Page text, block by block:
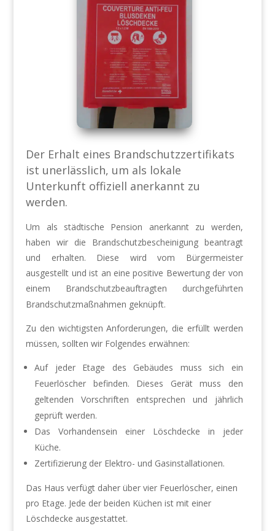
Der Erhalt eines Brandschutzzertifikats
ist unerlässlich, um als lokale
Unterkunft offiziell anerkannt zu
werden.
Um als städtische Pension anerkannt zu werden,
haben wir die Brandschutzbescheinigung beantragt
und erhalten. Diese wird vom Bürgermeister
ausgestellt und ist an eine positive Bewertung der von
einem Brandschutzbeauftragten durchgeführten
Brandschutzmaßnahmen geknüpft.
Zu den wichtigsten Anforderungen, die erfüllt werden
müssen, sollten wir Folgendes erwähnen:
Auf jeder Etage des Gebäudes muss sich ein
Feuerlöscher befinden. Dieses Gerät muss den
geltenden Vorschriften entsprechen und jährlich
geprüft werden.
Das Vorhandensein einer Löschdecke in jeder
Küche.
Zertifizierung der Elektro- und Gasinstallationen.
Das Haus verfügt daher über vier Feuerlöscher, einen
pro Etage. Jede der beiden Küchen ist mit einer
Löschdecke ausgestattet.